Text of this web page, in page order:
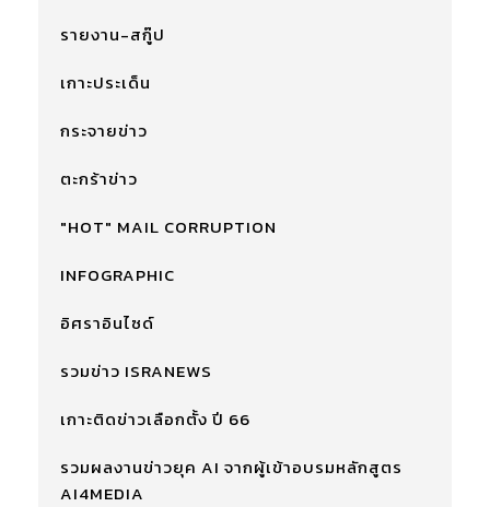
รายงาน-สกู๊ป
เกาะประเด็น
กระจายข่าว
ตะกร้าข่าว
"HOT" MAIL CORRUPTION
INFOGRAPHIC
อิศราอินไซด์
รวมข่าว ISRANEWS
เกาะติดข่าวเลือกตั้ง ปี 66
รวมผลงานข่าวยุค AI จากผู้เข้าอบรมหลักสูตร
AI4MEDIA